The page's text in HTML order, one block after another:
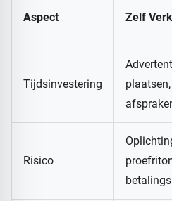
Aspect Zelf
Tijdsinvestering
Risico